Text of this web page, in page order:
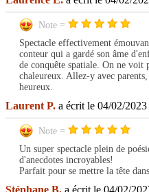
Note =
Spectacle effectivement
conteur qui a gardé son âme
de conquête spatiale. On ne voit
chaleureux. Allez-y avec
heureux.
Laurent P. a écrit le 04/02/
Note =
Un super spectacle plein de
d'anecdotes incroyables!
Parfait pour se mettre la tête